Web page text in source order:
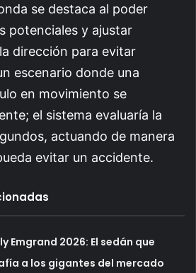
se destaca al poder
potenciales y ajustar
dirección para evitar
escenario donde una
en movimiento se
el sistema evaluaría la
actuando de manera
evitar un accidente.
Emgrand 2026: El sedán que
a los gigantes del mercado